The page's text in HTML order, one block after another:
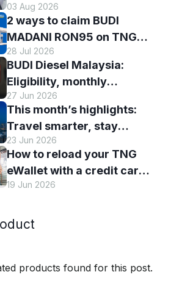
and staying scam-smart
with TNG eWallet
03 Aug 2026
2 ways to claim BUDI
MADANI RON95 on TNG
eWallet
28 Jul 2026
BUDI Diesel Malaysia:
Eligibility, monthly
entitlement and how to use
it with TNG eWallet
27 Jun 2026
This month’s highlights:
Travel smarter, stay
connected and discover
more with TNG eWallet
23 Jun 2026
How to reload your TNG
eWallet with a credit card
— and why it’s worth it
19 Jun 2026
products found for this post.